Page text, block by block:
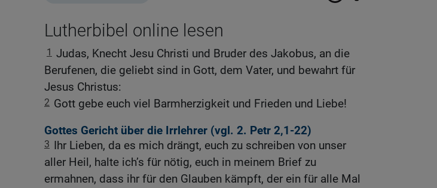
Lutherbibel online lesen
1 Judas, Knecht Jesu Christi und Bruder des Jakobus, an die
Berufenen, die geliebt sind in Gott, dem Vater, und bewahrt für
Jesus Christus:
2 Gott gebe euch viel Barmherzigkeit und Frieden und Liebe!
Gottes Gericht über die Irrlehrer (vgl. 2. Petr 2,1-22)
3 Ihr Lieben, da es mich drängt, euch zu schreiben von unser
aller Heil, halte ich’s für nötig, euch in meinem Brief zu
ermahnen, dass ihr für den Glauben kämpft, der ein für alle Mal